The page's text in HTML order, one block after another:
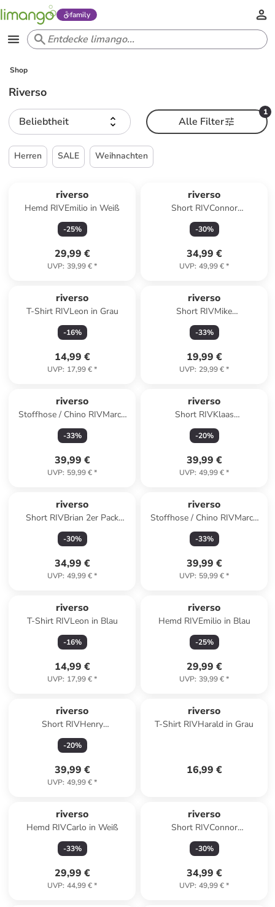
family
Shop
Riverso
Beliebtheit
1
Alle Filter
Herren SALE Weihnachten
riverso
Hemd RIVEmilio in Weiß
-25%
29,99 €
UVP: 39,99 €*
riverso
Short RIVConnor
regular/straight in Grün
-30%
34,99 €
UVP: 49,99 €*
riverso
T-Shirt RIVLeon in Grau
-16%
14,99 €
UVP: 17,99 €*
riverso
Short RIVMike
comfort/relaxed in Blau
-33%
19,99 €
UVP: 29,99 €*
riverso
Stoffhose / Chino RIVMarco
regular/straight in Blau
-33%
39,99 €
UVP: 59,99 €*
riverso
Short RIVKlaas
regular/straight in Blau
-20%
39,99 €
UVP: 49,99 €*
riverso
Short RIVBrian 2er Pack
regular/straight in Mehrfarbig
-30%
34,99 €
UVP: 49,99 €*
riverso
Stoffhose / Chino RIVMarco
regular/straight in Weiß
-33%
39,99 €
UVP: 59,99 €*
riverso
T-Shirt RIVLeon in Blau
-16%
14,99 €
UVP: 17,99 €*
riverso
Hemd RIVEmilio in Blau
-25%
29,99 €
UVP: 39,99 €*
riverso
Short RIVHenry
regular/straight in Rot
-20%
39,99 €
UVP: 49,99 €*
riverso
T-Shirt RIVHarald in Grau
16,99 €
riverso
Hemd RIVCarlo in Weiß
-33%
29,99 €
UVP: 44,99 €*
riverso
Short RIVConnor
regular/straight in Blau
-30%
34,99 €
UVP: 49,99 €*